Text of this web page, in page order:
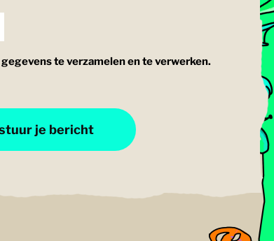
te verzamelen en te verwerken.